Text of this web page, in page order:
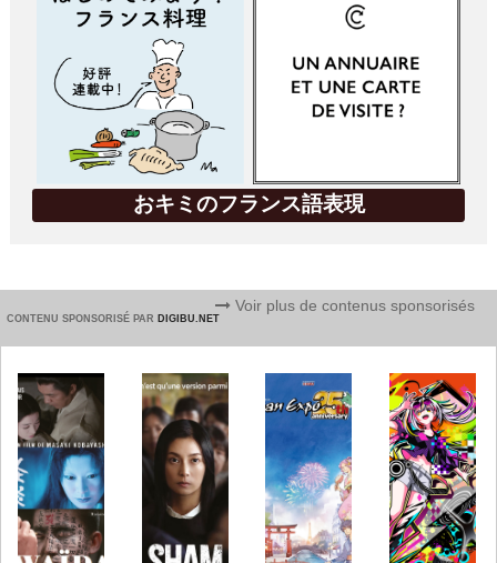
おキミのフランス語表現
CONTENU SPONSORISÉ PAR DIGIBU.NET
Voir plus de contenus sponsorisés